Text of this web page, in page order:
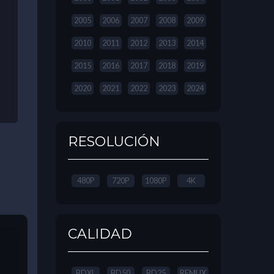
2005 2006 2007 2008 2009
2010 2011 2012 2013 2014
2015 2016 2017 2018 2019
2020 2021 2022 2023 2024
RESOLUCIÓN
480P 720P 1080P 4K
CALIDAD